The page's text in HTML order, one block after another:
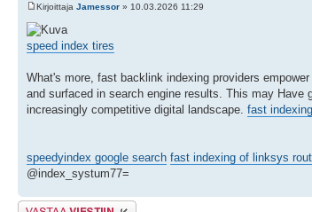
Kirjoittaja Jamessor » 10.03.2026 11:29
speed index tires
What's more, fast backlink indexing providers
and surfaced in search engine results. This may
increasingly competitive digital landscape. fast
speedyindex google search fast indexing of linksys
@index_systum77=
Lähetä vastaus